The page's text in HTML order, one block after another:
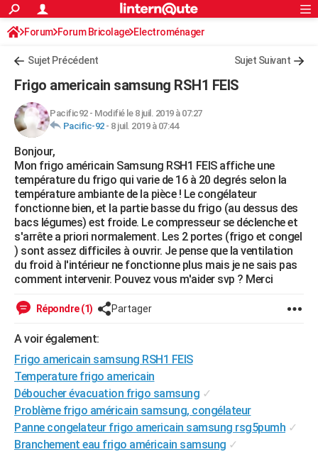
ACTUALITÉS
Politique
Société
Faits Divers
Education
Monde
Villes
+
FINANCE
Retraite
Impôts
Epargne
Immobilier
Risques naturels par ville
Banque
Assurance
Crédit
AUTO
Essais
Réserver un essai
Citadines
Berlines
SUV
Forum auto
+HIGH-TECH
Mobiles
Meilleur smartphone
Internet
Ordinateurs
Jeux vidéo
Guide high-tech
+BRICOLAGE
Forum
Aménagement intérieur
Extérieur
Cuisine
Salle de bains
Jardinage
Rangement
WEEK-END
Guides de France
Escapades
Patrimoine
Expositions
Musées
Week-end nature
+LIFESTYLE
Art de vivre
Modes de vie
SANTE
Alimentation
Guide de la santé
Maladies
Médicaments
Sommeil
VOYAGE
Destinations
City break
Voyage nature
Voyage de noces
Forum
Climat
PHOTO
GUIDES D'ACHAT
BONS PLANS
CARTE DE VOEUX
Carte de Noël
Carte Bonne année
Carte Saint-Valentin
Carte Pâques
Carte d'anniversaire
DICTIONNAIRE
S'inscrire
Connexion
Forum Forum Bricolage Electroménager
Sujet Précédent Sujet Suivant
Frigo americain samsung RSH1 FEIS
Pacific92- Modifié le 8 juil. 2019 à 07:27
Pacific-92- 8 juil. 2019 à 07:44
Bonjour,
Mon frigo américain Samsung RSH1 FEIS affiche une
température du frigo qui varie de 16 à 20 degrés selon la
température ambiante de la pièce ! Le congélateur
fonctionne bien, et la partie basse du frigo (au dessus des
bacs légumes) est froide. Le compresseur se déclenche et
s'arrête a priori normalement. Les 2 portes (frigo et congel
) sont assez difficiles à ouvrir. Je pense que la ventilation
du froid à l'intérieur ne fonctionne plus mais je ne sais pas
comment intervenir. Pouvez vous m'aider svp ? Merci
Répondre (1) Partager
A voir également:
Frigo americain samsung RSH1 FEIS
Temperature frigo americain
Déboucher évacuation frigo samsung ✓
Problème frigo américain samsung, congélateur
Panne congelateur frigo americain samsung rsg5pumh ✓
Branchement eau frigo américain samsung ✓